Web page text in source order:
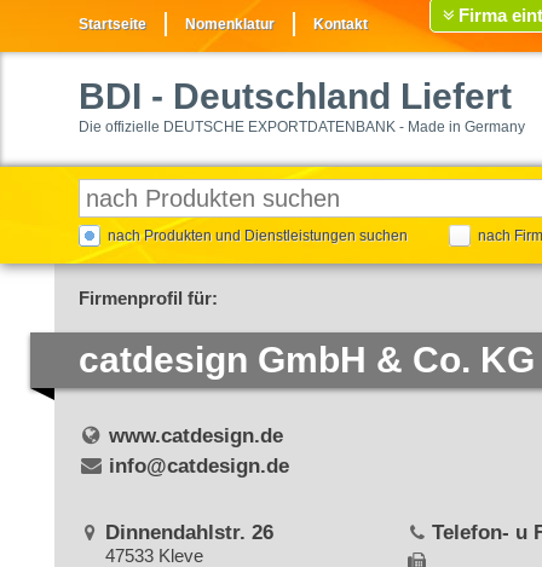
Startseite Nomenklatur Kontakt Firma
BDI - Deutschland Liefert
Die offizielle DEUTSCHE EXPORTDATENBANK - Made in Germany
nach Produkten und Dienstleistungen suchen nach
Firmenprofil für:
catdesign GmbH & Co. KG
www.catdesign.de
info@catdesign.de
Dinnendahlstr. 26
47533 Kleve
Telefon- u